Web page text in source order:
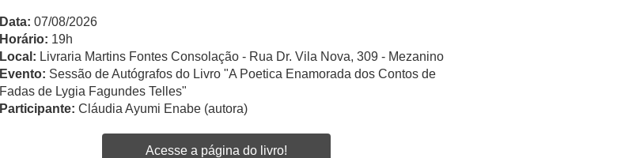
Data: 07/08/2026
Horário: 19h
Local: Livraria Martins Fontes Consolação - Rua Dr. Vila Nova, 309 - Mezanino
Evento: Sessão de Autógrafos do Livro "A Poetica Enamorada dos Contos de
Fadas de Lygia Fagundes Telles"
Participante: Cláudia Ayumi Enabe (autora)
Acesse a página do livro!